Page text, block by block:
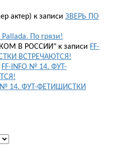
актер) к записи ЗВЕРЬ ПО
Pallada. По грязи!
В РОССИИ" к записи FF-
ВСТРЕЧАЮТСЯ!
FF-INFO № 14. ФУТ-
№ 14. ФУТ-ФЕТИШИСТКИ